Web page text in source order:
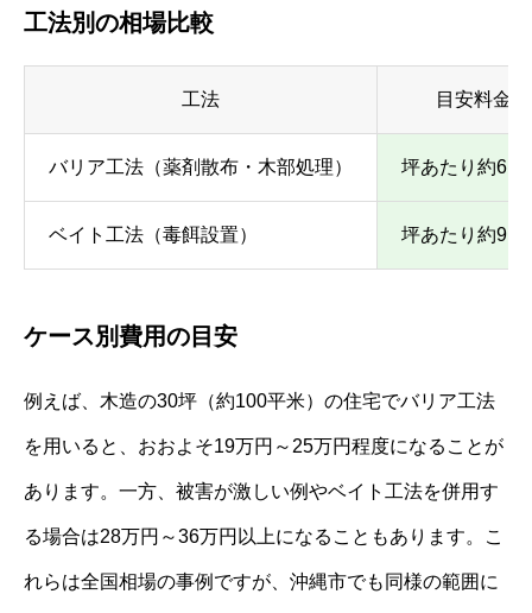
工法別の相場比較
工法 目安料金
バリア工法（薬剤散布・木部処理） 坪あたり約
ベイト工法（毒餌設置） 坪あたり約
ケース別費用の目安
例えば、木造の30坪（約100平米）の住宅でバリア工法
を用いると、おおよそ19万円～25万円程度になることが
あります。一方、被害が激しい例やベイト工法を併用す
る場合は28万円～36万円以上になることもあります。こ
れらは全国相場の事例ですが、沖縄市でも同様の範囲に